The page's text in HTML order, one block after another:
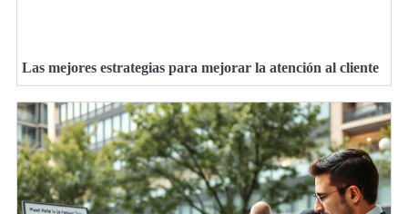
Las mejores estrategias para mejorar la atención al cliente